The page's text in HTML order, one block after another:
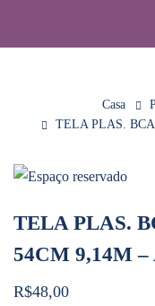
Casa
TELA PLAS.
TELA PLAS.
54CM 9,14M
R$48,00